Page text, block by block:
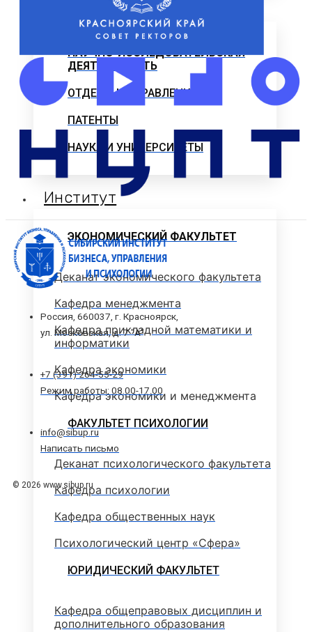
Наука и Инновации
НАУЧНО-ИССЛЕДОВАТЕЛЬСКАЯ
ДЕЯТЕЛЬНОСТЬ
ОТДЕЛЫ И УПРАВЛЕНИЕ
ПАТЕНТЫ
НАУКА И УНИВЕРСИТЕТЫ
Институт
ЭКОНОМИЧЕСКИЙ ФАКУЛЬТЕТ
Деканат экономического факультета
Кафедра менеджмента
Кафедра прикладной математики и
информатики
Кафедра экономики
Кафедра экономики и менеджмента
ФАКУЛЬТЕТ ПСИХОЛОГИИ
Деканат психологического факультета
Кафедра психологии
Кафедра общественных наук
Психологический центр «Сфера»
ЮРИДИЧЕСКИЙ ФАКУЛЬТЕТ
Кафедра общеправовых дисциплин и
дополнительного образования
Россия, 660037, г. Красноярск,
ул. Московская, д. 7 "А"
+7 (391) 264-55-29
Режим работы: 08.00-17.00
info@sibup.ru
Написать письмо
© 2026 www.sibup.ru